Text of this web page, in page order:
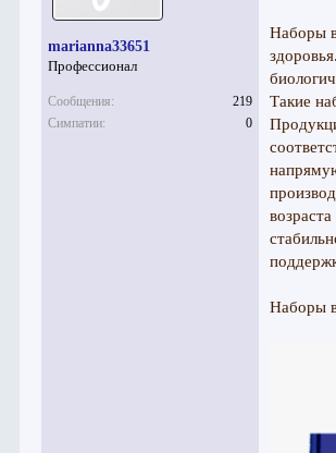
marianna33651
Профессионал
Сообщения:
219
Симпатии:
0
Наборы
Такие
Наборы